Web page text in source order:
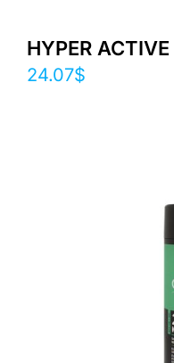
HYPER
24.07$